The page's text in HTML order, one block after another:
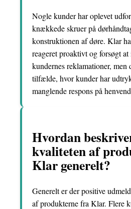
Nogle kunder har oplevet
knækkede skruer på
konstruktionen af døre. Klar
reageret proaktivt og forsøgt
kundernes reklamationer, men
tilfælde, hvor kunder har
manglende respons på
Hvordan
kvaliteten af
Klar generelt?
Generelt er der positive
af produkterne fra Klar. Flere